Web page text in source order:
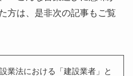
方は、是非次の記事もご覧
業法における「建設業者」と